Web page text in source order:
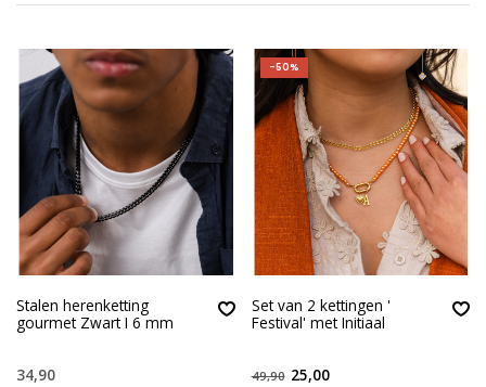
Stalen herenketting
gourmet Zwart I 6 mm
34,90
-50%
Set van 2 kettingen '
Festival' met Initiaal
49,90 25,00